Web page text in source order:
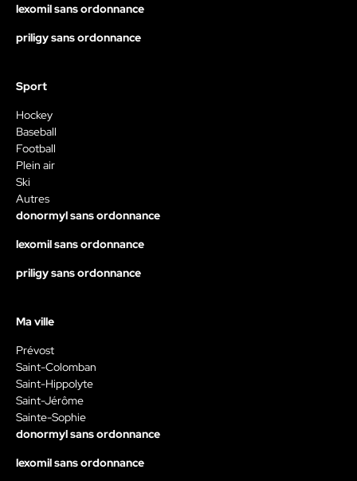
lexomil sans ordonnance
priligy sans ordonnance
Sport
Hockey
Baseball
Football
Plein air
Ski
Autres
donormyl sans ordonnance
lexomil sans ordonnance
priligy sans ordonnance
Ma ville
Prévost
Saint-Colomban
Saint-Hippolyte
Saint-Jérôme
Sainte-Sophie
donormyl sans ordonnance
lexomil sans ordonnance